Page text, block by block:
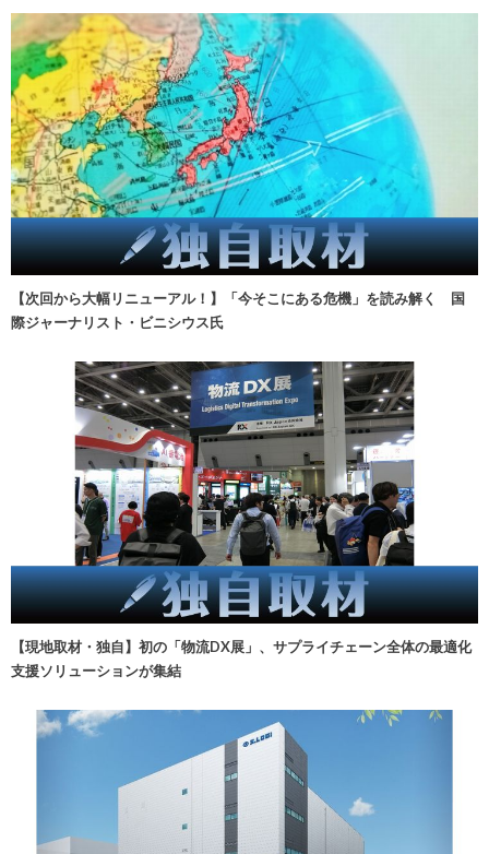
【次回から大幅リニューアル！】「今そこにある危機」を読み解く 国
際ジャーナリスト・ビニシウス氏
【現地取材・独自】初の「物流DX展」、サプライチェーン全体の最適化
支援ソリューションが集結